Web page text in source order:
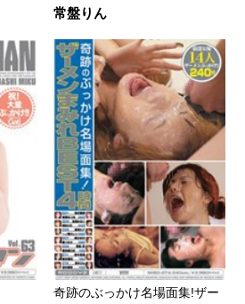
常盤りん
奇跡のぶっかけ名場面集!ザー